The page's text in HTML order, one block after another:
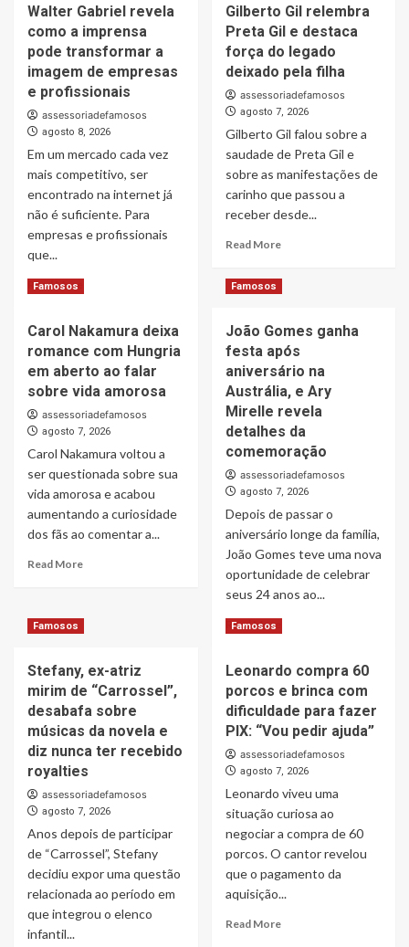
Walter Gabriel revela
como a imprensa
pode transformar a
imagem de empresas
e profissionais
assessoriadefamosos
agosto 8, 2026
Em um mercado cada vez
mais competitivo, ser
encontrado na internet já
não é suficiente. Para
empresas e profissionais
que...
Read More Read
more
Walter
Gabriel
revela
como
imprensa
pode
transformar
a
imagem
de
e
Gilberto Gil relembra
Preta Gil e destaca
força do legado
deixado pela filha
assessoriadefamosos
agosto 7, 2026
Gilberto Gil falou sobre a
saudade de Preta Gil e
sobre as manifestações de
carinho que passou a
receber desde...
Read MoreRead
about
Gilberto
relembra
Preta
Gil
e
destaca
força
do
legado
filha
Famosos
Carol Nakamura deixa
romance com Hungria
em aberto ao falar
sobre vida amorosa
assessoriadefamosos
agosto 7, 2026
Carol Nakamura voltou a
ser questionada sobre sua
vida amorosa e acabou
aumentando a curiosidade
dos fãs ao comentar a...
Read MoreRead
romance
com
Hungria
em
aberto
ao
falar
amorosa
Famosos
João Gomes ganha
festa após
aniversário na
Austrália, e Ary
Mirelle revela
detalhes da
comemoração
assessoriadefamosos
agosto 7, 2026
Depois de passar o
aniversário longe da família,
João Gomes teve uma nova
oportunidade de celebrar
seus 24 anos ao...
Read More Read
more
João
Gomes
ganha
festa
após
aniversário
na
Austrália,
e
Ary
detalhes
da
Famosos
Stefany, ex-atriz
mirim de “Carrossel”,
desabafa sobre
músicas da novela e
diz nunca ter recebido
royalties
assessoriadefamosos
agosto 7, 2026
Anos depois de participar
de “Carrossel”, Stefany
decidiu expor uma questão
relacionada ao período em
que integrou o elenco
infantil...
Famosos
Leonardo compra 60
porcos e brinca com
dificuldade para fazer
PIX: “Vou pedir ajuda”
assessoriadefamosos
agosto 7, 2026
Leonardo viveu uma
situação curiosa ao
negociar a compra de 60
porcos. O cantor revelou
que o pagamento da
aquisição...
Read MoreRead